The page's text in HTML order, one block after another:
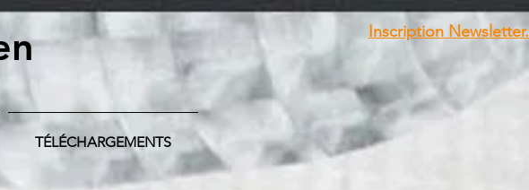
TÉLÉCHARGEMENTS
Inscription